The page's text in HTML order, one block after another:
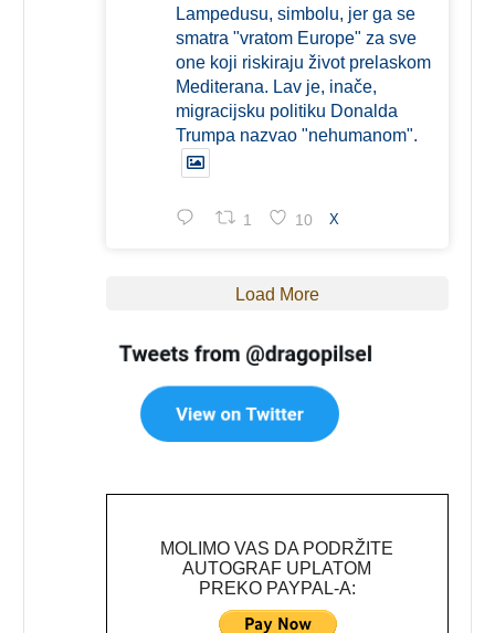
Lampedusu, simbolu, jer ga se
smatra "vratom Europe" za sve
one koji riskiraju život prelaskom
Mediterana. Lav je, inače,
migracijsku politiku Donalda
Trumpa nazvao "nehumanom".
1 10 X
Load More
MOLIMO VAS DA PODRŽITE
AUTOGRAF UPLATOM
PREKO PAYPAL-A: